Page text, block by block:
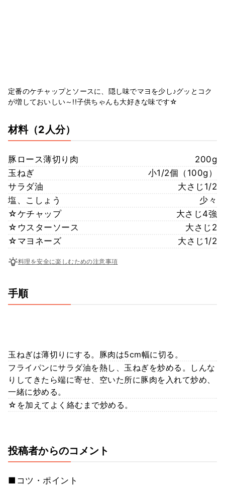
定番のケチャップとソースに、隠し味でマヨを少し♪グッとコク
が増しておいしい～!!子供ちゃんも大好きな味です☆
材料（2人分）
豚ロース薄切り肉
200g
玉ねぎ
小1/2個（100g）
サラダ油
大さじ1/2
塩、こしょう
少々
☆ケチャップ
大さじ4強
☆ウスターソース
大さじ2
☆マヨネーズ
大さじ1/2
料理を安全に楽しむための注意事項
手順
玉ねぎは薄切りにする。豚肉は5cm幅に切る。
フライパンにサラダ油を熱し、玉ねぎを炒める。しんな
りしてきたら端に寄せ、空いた所に豚肉を入れて炒め、
一緒に炒める。
☆を加えてよく絡むまで炒める。
投稿者からのコメント
■コツ・ポイント